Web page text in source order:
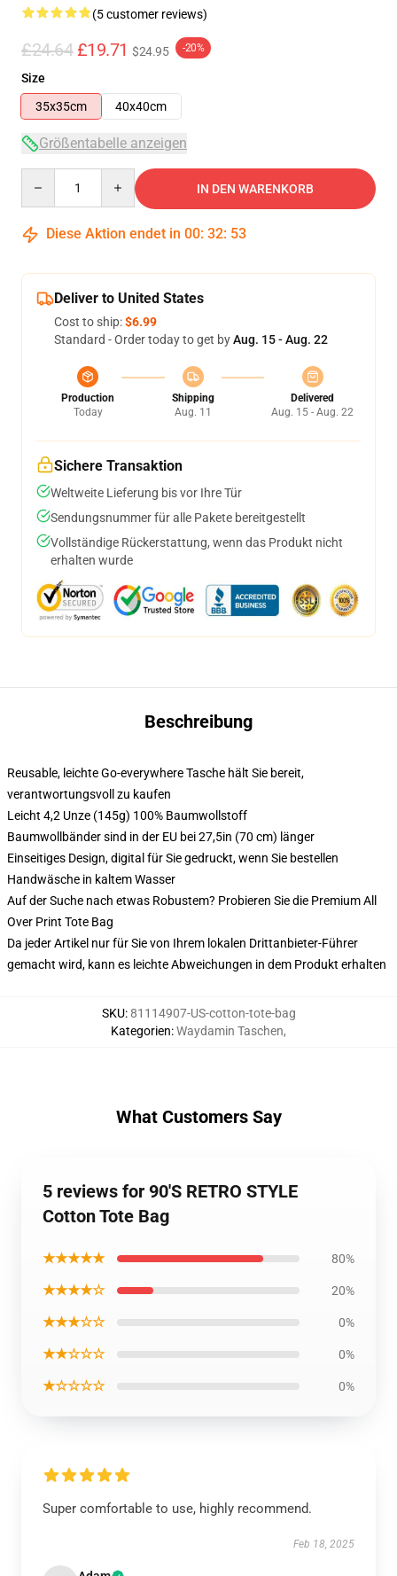
(5 customer reviews)
£24.64 £19.71 $24.95 -20%
Size
35x35cm
40x40cm
Größentabelle anzeigen
IN DEN WARENKORB
Diese Aktion endet in 00: 32: 52
Deliver to United States
Cost to ship:$6.99
Standard - Order today to get byAug. 15 - Aug. 22
Production
Today
Shipping
Aug. 11
Delivered
Aug. 15 - Aug. 22
Sichere Transaktion
Weltweite Lieferung bis vor Ihre Tür
Sendungsnummer für alle Pakete bereitgestellt
Vollständige Rückerstattung, wenn das Produkt nicht
erhalten wurde
Beschreibung
Reusable, leichte Go-everywhere Tasche hält Sie bereit,
verantwortungsvoll zu kaufen
Leicht 4,2 Unze (145g) 100% Baumwollstoff
Baumwollbänder sind in der EU bei 27,5in (70 cm) länger
Einseitiges Design, digital für Sie gedruckt, wenn Sie bestellen
Handwäsche in kaltem Wasser
Auf der Suche nach etwas Robustem? Probieren Sie die Premium All
Over Print Tote Bag
Da jeder Artikel nur für Sie von Ihrem lokalen Drittanbieter-Führer
gemacht wird, kann es leichte Abweichungen in dem Produkt erhalten
SKU:81114907-US-cotton-tote-bag
Kategorien:Waydamin Taschen,
What Customers Say
5 reviews for 90'S RETRO STYLE
Cotton Tote Bag
★★★★★ 80%
★★★★☆ 20%
★★★☆☆ 0%
★★☆☆☆ 0%
★☆☆☆☆ 0%
Super comfortable to use, highly recommend.
Feb 18, 2025